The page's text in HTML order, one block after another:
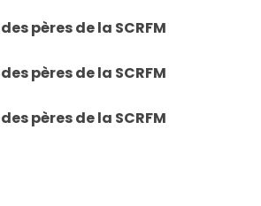
pères de la SCRFM
pères de la SCRFM
pères de la SCRFM